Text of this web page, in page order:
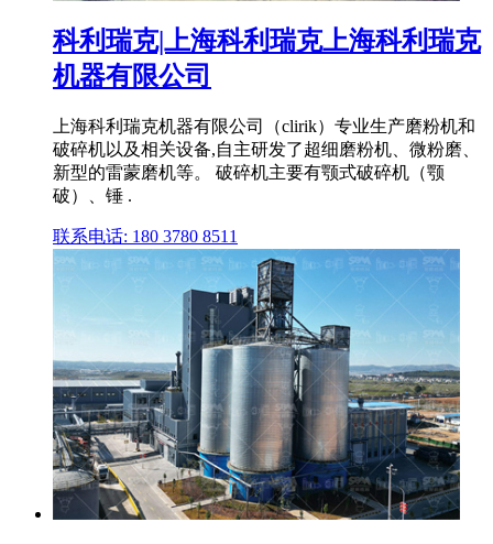
科利瑞克|上海科利瑞克上海科利瑞克
机器有限公司
上海科利瑞克机器有限公司（clirik）专业生产磨粉机和
破碎机以及相关设备,自主研发了超细磨粉机、微粉磨、
新型的雷蒙磨机等。 破碎机主要有颚式破碎机（颚
破）、锤 .
联系电话: 180 3780 8511